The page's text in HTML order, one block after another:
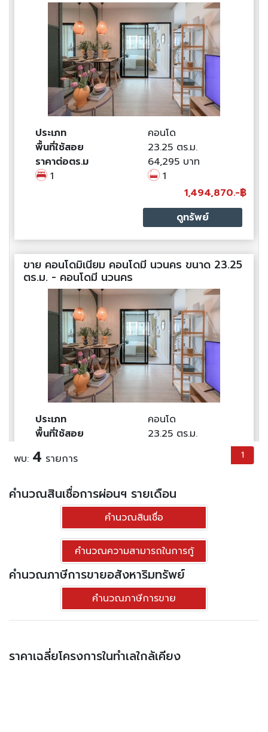
ประเภท
คอนโด
พื้นที่ใช้สอย
23.25 ตร.ม.
ราคาต่อตร.ม
64,295 บาท
1
1
1,494,870.-฿
ดูทรัพย์
ขาย คอนโดมิเนียม คอนโดมี นวนคร ขนาด 23.25
ตร.ม. - คอนโดมี นวนคร
ประเภท
คอนโด
พื้นที่ใช้สอย
23.25 ตร.ม.
ราคาต่อตร.ม
1
ดูทรัพย์
ขาย คอนโดมิเนียม คอนโดมี นวนคร ขนาด 35.25
ตร.ม. - คอนโดมี นวนคร
พบ: 4 รายการ 1
คำนวณสินเชื่อการผ่อนฯ รายเดือน
คำนวณสินเชื่อ
คำนวณความสามารถในการกู้
คำนวณภาษีการขายอสังหาริมทรัพย์
คำนวณภาษีการขาย
ราคาเฉลี่ยโครงการในทำเลใกล้เคียง